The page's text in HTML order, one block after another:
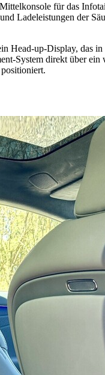
für das
Ladeleistungen der
Head-up-Display, das
System direkt über